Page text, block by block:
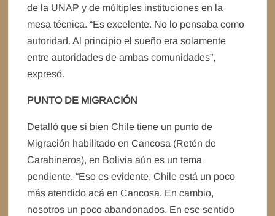
de la UNAP y de múltiples instituciones en la
mesa técnica. “Es excelente. No lo pensaba como
autoridad. Al principio el sueño era solamente
entre autoridades de ambas comunidades”,
expresó.
PUNTO DE MIGRACIÓN
Detalló que si bien Chile tiene un punto de
Migración habilitado en Cancosa (Retén de
Carabineros), en Bolivia aún es un tema
pendiente. “Eso es evidente, Chile está un poco
más atendido acá en Cancosa. En cambio,
nosotros un poco abandonados. En ese sentido